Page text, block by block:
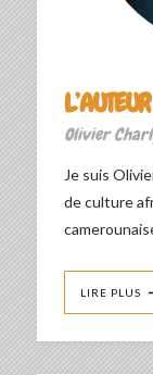
Olivier
Je suis
de culture
LIRE PLUS